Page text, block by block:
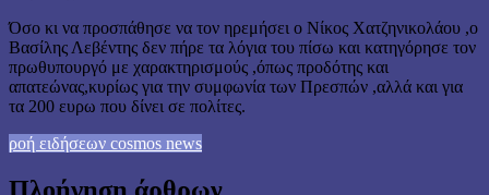
Όσο κι να προσπάθησε να τον ηρεμήσει ο Νίκος Χατζηνικολάου ,ο
Βασίλης Λεβέντης δεν πήρε τα λόγια του πίσω και κατηγόρησε τον
πρωθυπουργό με χαρακτηρισμούς ,όπως προδότης και
απατεώνας,κυρίως για την συμφωνία των Πρεσπών ,αλλά και για
τα 200 ευρω που δίνει σε πολίτες.
ροή ειδήσεων cosmos news
Πλοήγηση άρθρων